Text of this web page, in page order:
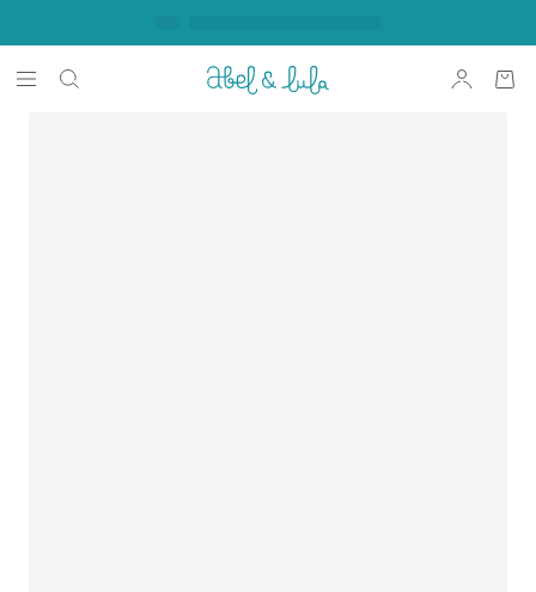
DZIEWCZYNKA NIEMOWLĘ
Codzienna Elegancja
Chrzest
Get the look!